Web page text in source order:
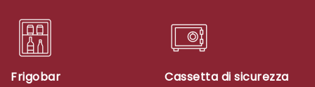
Frigobar Cassetta di sicurezza